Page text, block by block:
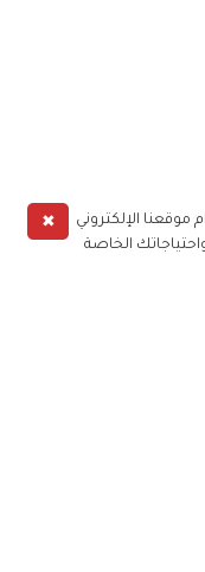
✖
الإلكتروني
الخاصة